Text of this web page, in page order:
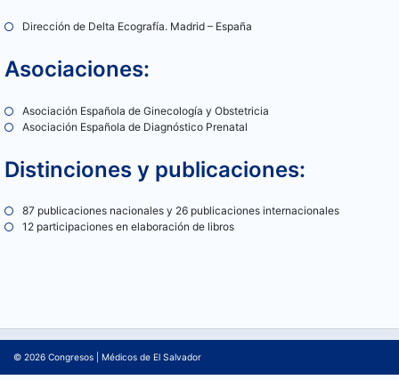
Dirección de Delta Ecografía. Madrid – España
Asociaciones:
Asociación Española de Ginecología y Obstetricia
Asociación Española de Diagnóstico Prenatal
Distinciones y publicaciones:
87 publicaciones nacionales y 26 publicaciones internacionales
12 participaciones en elaboración de libros
© 2026 Congresos Médicos de El Salvador